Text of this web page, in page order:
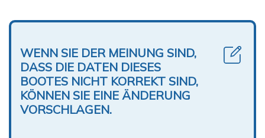
WENN SIE DER MEINUNG SIND,
DASS DIE DATEN DIESES
BOOTES NICHT KORREKT SIND,
KÖNNEN SIE EINE ÄNDERUNG
VORSCHLAGEN.